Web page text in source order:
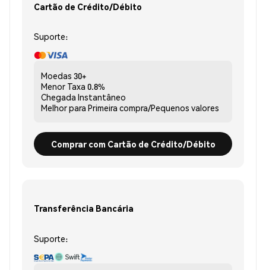
Cartão de Crédito/Débito
Suporte:
Moedas 30+
Menor Taxa 0.8%
Chegada Instantâneo
Melhor para Primeira compra/Pequenos valores
Comprar com Cartão de Crédito/Débito
Transferência Bancária
Suporte: